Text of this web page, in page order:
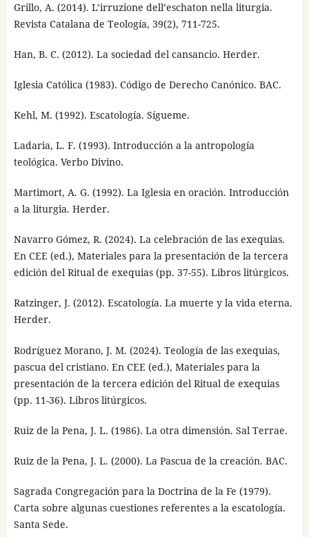
Grillo, A. (2014). L’irruzione dell’eschaton nella liturgia.
Revista Catalana de Teología, 39(2), 711-725.
Han, B. C. (2012). La sociedad del cansancio. Herder.
Iglesia Católica (1983). Código de Derecho Canónico. BAC.
Kehl, M. (1992). Escatología. Sígueme.
Ladaria, L. F. (1993). Introducción a la antropología
teológica. Verbo Divino.
Martimort, A. G. (1992). La Iglesia en oración. Introducción
a la liturgia. Herder.
Navarro Gómez, R. (2024). La celebración de las exequias.
En CEE (ed.), Materiales para la presentación de la tercera
edición del Ritual de exequias (pp. 37-55). Libros litúrgicos.
Ratzinger, J. (2012). Escatología. La muerte y la vida eterna.
Herder.
Rodríguez Morano, J. M. (2024). Teología de las exequias,
pascua del cristiano. En CEE (ed.), Materiales para la
presentación de la tercera edición del Ritual de exequias
(pp. 11-36). Libros litúrgicos.
Ruiz de la Pena, J. L. (1986). La otra dimensión. Sal Terrae.
Ruiz de la Pena, J. L. (2000). La Pascua de la creación. BAC.
Sagrada Congregación para la Doctrina de la Fe (1979).
Carta sobre algunas cuestiones referentes a la escatología.
Santa Sede.